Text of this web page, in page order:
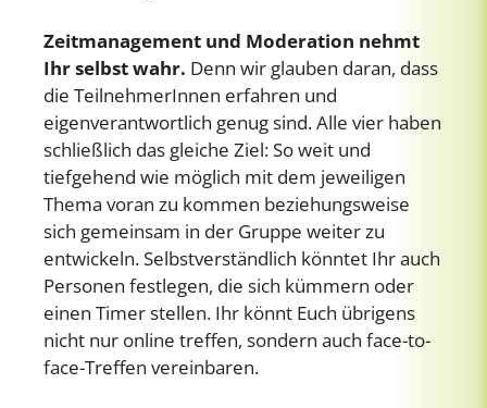
Zeitmanagement und Moderation nehmt
Ihr selbst wahr. Denn wir glauben daran, dass
die TeilnehmerInnen erfahren und
eigenverantwortlich genug sind. Alle vier haben
schließlich das gleiche Ziel: So weit und
tiefgehend wie möglich mit dem jeweiligen
Thema voran zu kommen beziehungsweise
sich gemeinsam in der Gruppe weiter zu
entwickeln. Selbstverständlich könntet Ihr auch
Personen festlegen, die sich kümmern oder
einen Timer stellen. Ihr könnt Euch übrigens
nicht nur online treffen, sondern auch face-to-
face-Treffen vereinbaren.